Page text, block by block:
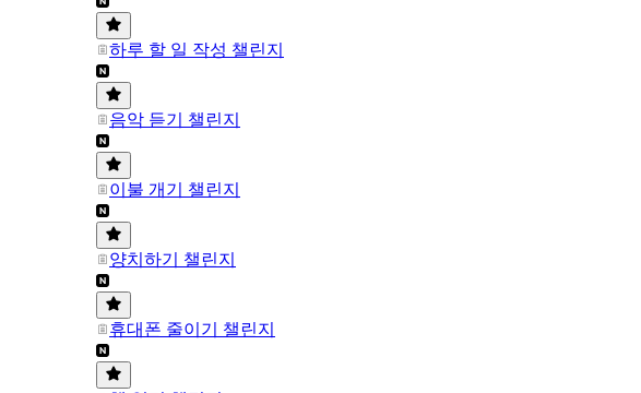
하루 할 일 작성 챌린지
음악 듣기 챌린지
이불 개기 챌린지
양치하기 챌린지
휴대폰 줄이기 챌린지